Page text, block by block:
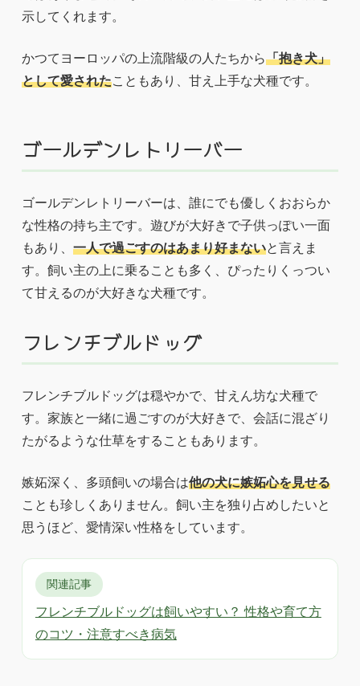
示してくれます。
かつてヨーロッパの上流階級の人たちから「抱き犬」
として愛されたこともあり、甘え上手な犬種です。
ゴールデンレトリーバー
ゴールデンレトリーバーは、誰にでも優しくおおらか
な性格の持ち主です。遊びが大好きで子供っぽい一面
もあり、 一人で過ごすのはあまり好まないと言えま
す。飼い主の上に乗ることも多く、ぴったりくっつい
て甘えるのが大好きな犬種です。
フレンチブルドッグ
フレンチブルドッグは穏やかで、甘えん坊な犬種で
す。家族と一緒に過ごすのが大好きで、会話に混ざり
たがるような仕草をすることもあります。
嫉妬深く、多頭飼いの場合は他の犬に嫉妬心を見せる
ことも珍しくありません。飼い主を独り占めしたいと
思うほど、愛情深い性格をしています。
関連記事
フレンチブルドッグは飼いやすい？ 性格や育て方
のコツ・注意すべき病気